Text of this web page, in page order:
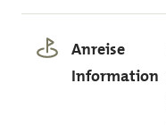
Anreise
Information